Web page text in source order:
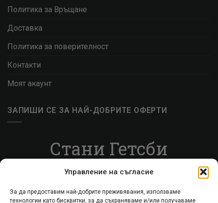
Управление на съгласие
За да предоставим най-добрите преживявания, използваме
технологии като бисквитки, за да съхраняваме и/или получаваме
Политика за Връщане
Доставка
Политика за поверителност
Контакти
Моят акаунт
ЗАПИШИ СЕ ЗА НАЙ-ДОБРИТЕ ОФЕРТИ
Стани Гетсби
Запиши се за ВИП листата, за да получаваш